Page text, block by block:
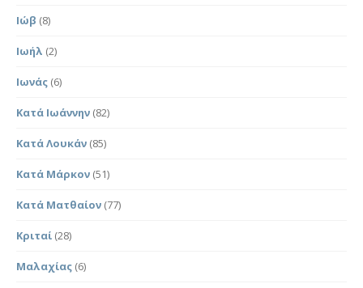
Ιώβ (8)
Ιωήλ (2)
Ιωνάς (6)
Κατά Ιωάννην (82)
Κατά Λουκάν (85)
Κατά Μάρκον (51)
Κατά Ματθαίον (77)
Κριταί (28)
Μαλαχίας (6)